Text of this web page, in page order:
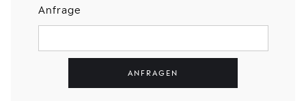
Anfrage